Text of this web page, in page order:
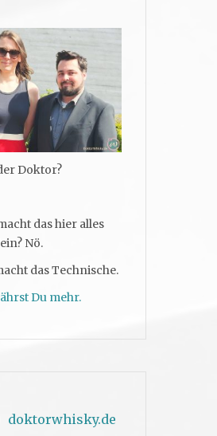
Doktor?
das hier alles
Nö.
das Technische.
Du mehr.
doktorwhisky.de